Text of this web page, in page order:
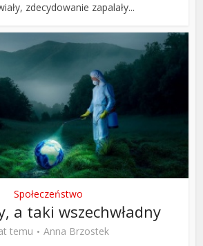
zdecydowanie zapalały...
Społeczeństwo
a taki wszechwładny
temu
Anna Brzostek